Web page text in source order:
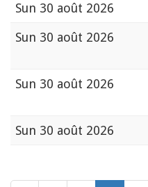
Sun 30 août 2026
Sun 30 août 2026
Sun 30 août 2026
Sun 30 août 2026